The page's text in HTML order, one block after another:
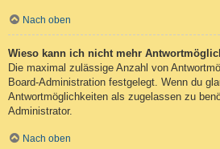
Nach oben
Wieso kann ich nicht mehr
Die maximal zulässige Anzahl von
Board-Administration festgelegt. Wenn du
Antwortmöglichkeiten als zugelassen zu
Administrator.
Nach oben